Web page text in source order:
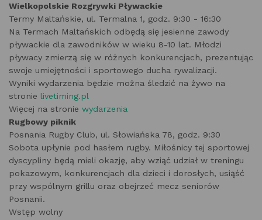
Wielkopolskie Rozgrywki Pływackie
Termy Maltańskie, ul. Termalna 1, godz. 9:30 - 16:30
Na Termach Maltańskich odbędą się jesienne zawody
pływackie dla zawodników w wieku 8-10 lat. Młodzi
pływacy zmierzą się w różnych konkurencjach, prezentując
swoje umiejętności i sportowego ducha rywalizacji.
Wyniki wydarzenia będzie można śledzić na żywo na
stronie livetiming.pl
Więcej na stronie wydarzenia
Rugbowy piknik
Posnania Rugby Club, ul. Słowiańska 78, godz. 9:30
Sobota upłynie pod hasłem rugby. Miłośnicy tej sportowej
dyscypliny będą mieli okazję, aby wziąć udział w treningu
pokazowym, konkurencjach dla dzieci i dorosłych, usiąść
przy wspólnym grillu oraz obejrzeć mecz seniorów
Posnanii.
Wstęp wolny